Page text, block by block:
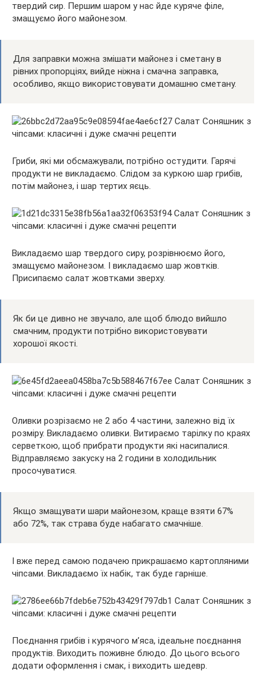
твердий сир. Першим шаром у нас йде куряче філе,
змащуємо його майонезом.
Для заправки можна змішати майонез і сметану в
рівних пропорціях, вийде ніжна і смачна заправка,
особливо, якщо використовувати домашню сметану.
Гриби, які ми обсмажували, потрібно остудити. Гарячі
продукти не викладаємо. Слідом за куркою шар грибів,
потім майонез, і шар тертих яєць.
Викладаємо шар твердого сиру, розрівнюємо його,
змащуємо майонезом. І викладаємо шар жовтків.
Присипаємо салат жовтками зверху.
Як би це дивно не звучало, але щоб блюдо вийшло
смачним, продукти потрібно використовувати
хорошої якості.
Оливки розрізаємо не 2 або 4 частини, залежно від їх
розміру. Викладаємо оливки. Витираємо тарілку по краях
серветкою, щоб прибрати продукти які насипалися.
Відправляємо закуску на 2 години в холодильник
просочуватися.
Якщо змащувати шари майонезом, краще взяти 67%
або 72%, так страва буде набагато смачніше.
І вже перед самою подачею прикрашаємо картопляними
чіпсами. Викладаємо їх набік, так буде гарніше.
Поєднання грибів і курячого м’яса, ідеальне поєднання
продуктів. Виходить поживне блюдо. До цього всього
додати оформлення і смак, і виходить шедевр.